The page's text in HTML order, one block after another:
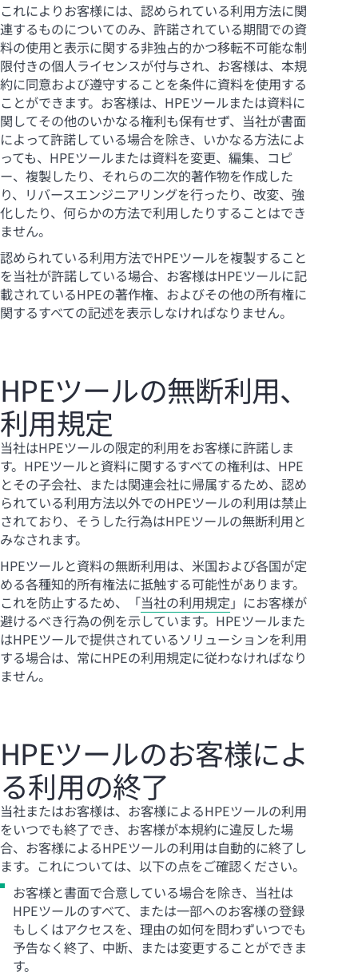
これによりお客様には、認められている利用方法に関
連するものについてのみ、許諾されている期間での資
料の使用と表示に関する非独占的かつ移転不可能な制
限付きの個人ライセンスが付与され、お客様は、本規
約に同意および遵守することを条件に資料を使用する
ことができます。お客様は、HPEツールまたは資料に
関してその他のいかなる権利も保有せず、当社が書面
によって許諾している場合を除き、いかなる方法によ
っても、HPEツールまたは資料を変更、編集、コピ
ー、複製したり、それらの二次的著作物を作成した
り、リバースエンジニアリングを行ったり、改変、強
化したり、何らかの方法で利用したりすることはでき
ません。
認められている利用方法でHPEツールを複製すること
を当社が許諾している場合、お客様はHPEツールに記
載されているHPEの著作権、およびその他の所有権に
関するすべての記述を表示しなければなりません。
HPEツールの無断利用、
利用規定
当社はHPEツールの限定的利用をお客様に許諾しま
す。HPEツールと資料に関するすべての権利は、HPE
とその子会社、または関連会社に帰属するため、認め
られている利用方法以外でのHPEツールの利用は禁止
されており、そうした行為はHPEツールの無断利用と
みなされます。
HPEツールと資料の無断利用は、米国および各国が定
める各種知的所有権法に抵触する可能性があります。
これを防止するため、「当社の利用規定 」にお客様が
避けるべき行為の例を示しています。HPEツールまた
はHPEツールで提供されているソリューションを利用
する場合は、常にHPEの利用規定に従わなければなり
ません。
HPEツールのお客様によ
る利用の終了
当社またはお客様は、お客様によるHPEツールの利用
をいつでも終了でき、お客様が本規約に違反した場
合、お客様によるHPEツールの利用は自動的に終了し
ます。これについては、以下の点をご確認ください。
お客様と書面で合意している場合を除き、当社は
HPEツールのすべて、または一部へのお客様の登録
もしくはアクセスを、理由の如何を問わずいつでも
予告なく終了、中断、または変更することができま
す。